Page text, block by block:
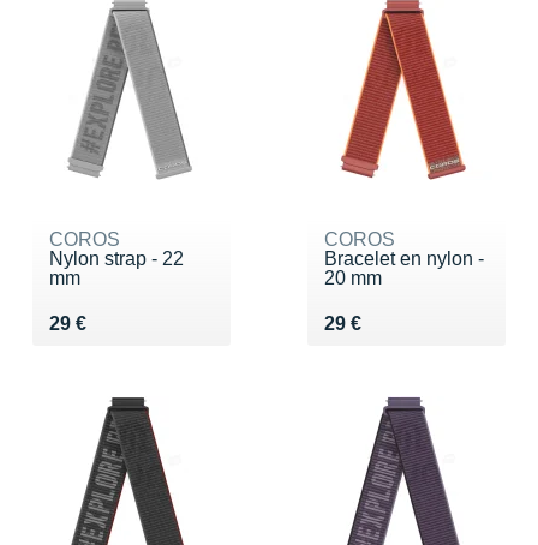
COROS
Nylon strap - 22
mm
29 €
Vendu 29 €
COROS
Bracelet en nylon -
20 mm
29 €
Vendu 29 €